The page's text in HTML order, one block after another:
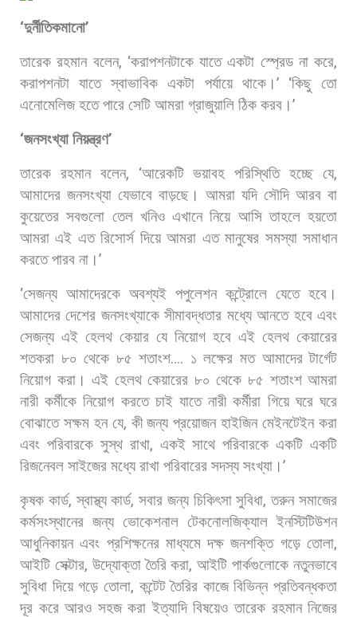
‘দুর্নীতিকমানো’
তারেক রহমান বলেন, ‘করাপশনটাকে যাতে একটা স্প্রেড না করে,
করাপশনটা যাতে স্বাভাবিক একটা পর্যায়ে থাকে।’ ‘কিছু তো
এনোমেলিজ হতে পারে সেটি আমরা গ্রাজুয়ালি ঠিক করব।’
‘জনসংখ্যা নিয়ন্ত্রণ’
তারেক রহমান বলেন, ‘আরেকটি ভয়াবহ পরিস্থিতি হচ্ছে যে,
আমাদের জনসংখ্যা যেভাবে বাড়ছে। আমরা যদি সৌদি আরব বা
কুয়েতের সবগুলো তেল খনিও এখানে নিয়ে আসি তাহলে হয়তো
আমরা এই এত রিসোর্স দিয়ে আমরা এত মানুষের সমস্যা সমাধান
করতে পারব না।’
‘সেজন্য আমাদেরকে অবশ্যই পপুলেশন কন্ট্রোলে যেতে হবে।
আমাদের দেশের জনসংখ্যাকে সীমাবদ্ধতার মধ্যে আনতে হবে এবং
সেজন্য এই হেলথ কেয়ার যে নিয়োগ হবে এই হেলথ কেয়ারের
শতকরা ৮০ থেকে ৮৫ শতাংশ…. ১ লক্ষের মত আমাদের টার্গেট
নিয়োগ করা। এই হেলথ কেয়ারের ৮০ থেকে ৮৫ শতাংশ আমরা
নারী কর্মীকে নিয়োগ করতে চাই যাতে নারী কর্মীরা গিয়ে ঘরে ঘরে
বোঝাতে সক্ষম হন যে, কী জন্য প্রয়োজন হাইজিন মেইনটেইন করা
এবং পরিবারকে সুস্থ রাখা, একই সাথে পরিবারকে একটি একটি
রিজনেবল সাইজের মধ্যে রাখা পরিবারের সদস্য সংখ্যা।’
কৃষক কার্ড,স্বাস্থ্য কার্ড,সবার জন্য চিকিৎসা সুবিধা,তরুন সমাজের
কর্মসংস্থানের জন্য ভোকেশনাল টেকনোলজিক্যাল ইনস্টিটিউশন
আধুনিকায়ন এবং প্রশিক্ষনের মাধ্যমে দক্ষ জনশক্তি গড়ে তোলা,
আইটি সেক্টার, উদ্যোক্তা তৈরি করা,আইটি পার্কগুলোকে নতুনভাবে
সুবিধা দিয়ে গড়ে তোলা, কন্টেট তৈরির কাজে বিভিন্ন প্রতিবন্ধকতা
দূর করে আরও সহজ করা ইত্যাদি বিষয়েও তারেক রহমান নিজের